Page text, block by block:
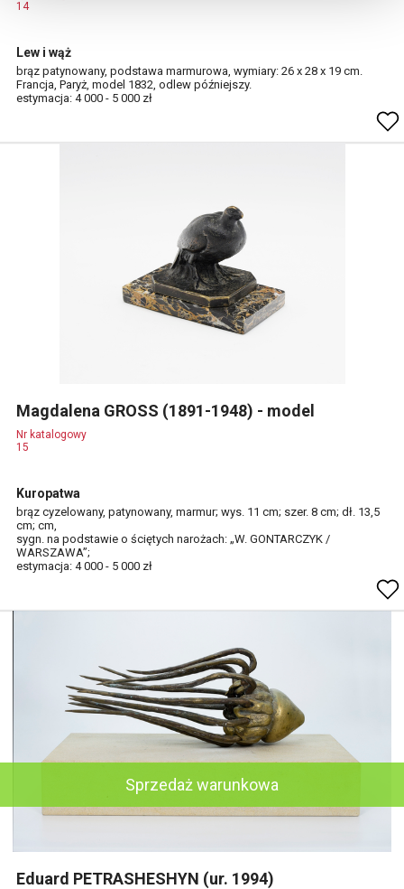
14
Lew i wąż
brąz patynowany, podstawa marmurowa, wymiary: 26 x 28 x 19 cm.
Francja, Paryż, model 1832, odlew późniejszy.
estymacja: 4 000 - 5 000 zł
Magdalena GROSS (1891-1948) - model
Nr katalogowy
15
Kuropatwa
brąz cyzelowany, patynowany, marmur; wys. 11 cm; szer. 8 cm; dł. 13,5
cm; cm,
sygn. na podstawie o ściętych narożach: „W. GONTARCZYK /
WARSZAWA”;
estymacja: 4 000 - 5 000 zł
Sprzedaż warunkowa
Eduard PETRASHESHYN (ur. 1994)